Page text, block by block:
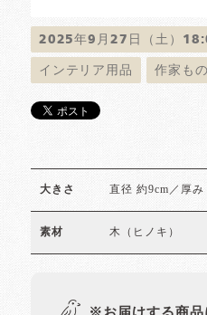
2025年9月27日（土）
インテリア用品 作家もの
大きさ 直径 約9cm／厚み
素材 木（ヒノキ）